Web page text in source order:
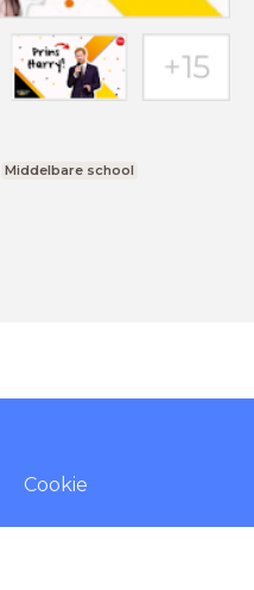
Middelbare school
Cookie